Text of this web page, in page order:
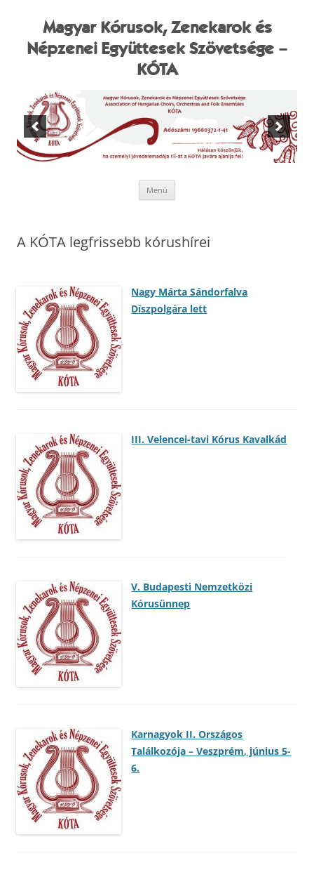
tartalomba
Magyar Kórusok, Zenekarok és
Népzenei Együttesek Szövetsége –
KÓTA
Menü
A KÓTA legfrissebb kórushírei
Nagy Márta Sándorfalva
Díszpolgára lett
III. Velencei-tavi Kórus Kavalkád
V. Budapesti Nemzetközi
Kórusünnep
Karnagyok II. Országos
Találkozója – Veszprém, június 5-
6.